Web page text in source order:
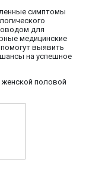
симптомы
для
медицинские
выявить
на успешное